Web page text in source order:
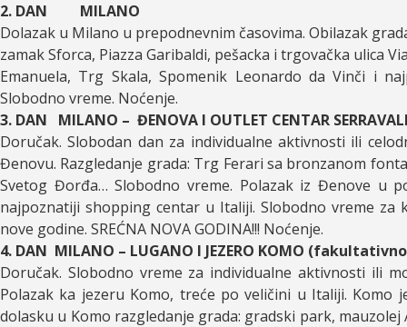
2. DAN MILANO
Dolazak u Milano u prepodnevnim časovima. Obilazak
zamak Sforca, Piazza Garibaldi, pešacka i trgovačka ulica
Emanuela, Trg Skala, Spomenik Leonardo da Vinči i
Slobodno vreme. Noćenje.
3. DAN MILANO – ĐENOVA I OUTLET CENTAR
Doručak. Slobodan dan za individualne aktivnosti ili
Đenovu. Razgledanje grada: Trg Ferari sa bronzanom
Svetog Đorđa… Slobodno vreme. Polazak iz Đenove u
najpoznatiji shopping centar u Italiji. Slobodno vreme za
nove godine. SREĆNA NOVA GODINA!!! Noćenje.
4. DAN MILANO – LUGANO I JEZERO KOMO
Doručak. Slobodno vreme za individualne aktivnosti ili
Polazak ka jezeru Komo, treće po veličini u Italiji. Komo
dolasku u Komo razgledanje grada: gradski park,